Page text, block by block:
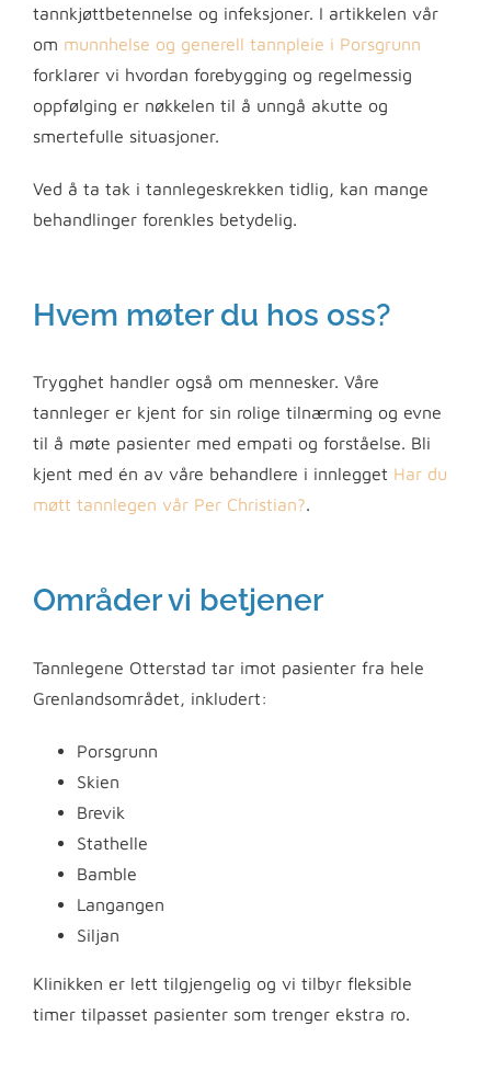
tannkjøttbetennelse og infeksjoner. I artikkelen vår
om munnhelse og generell tannpleie i Porsgrunn
forklarer vi hvordan forebygging og regelmessig
oppfølging er nøkkelen til å unngå akutte og
smertefulle situasjoner.
Ved å ta tak i tannlegeskrekken tidlig, kan mange
behandlinger forenkles betydelig.
Hvem møter du hos oss?
Trygghet handler også om mennesker. Våre
tannleger er kjent for sin rolige tilnærming og evne
til å møte pasienter med empati og forståelse. Bli
kjent med én av våre behandlere i innlegget Har du
møtt tannlegen vår Per Christian?.
Områder vi betjener
Tannlegene Otterstad tar imot pasienter fra hele
Grenlandsområdet, inkludert:
Porsgrunn
Skien
Brevik
Stathelle
Bamble
Langangen
Siljan
Klinikken er lett tilgjengelig og vi tilbyr fleksible
timer tilpasset pasienter som trenger ekstra ro.